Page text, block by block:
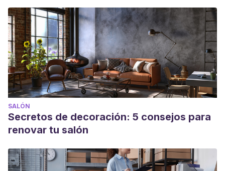
SALÓN
Secretos de decoración: 5 consejos para
renovar tu salón